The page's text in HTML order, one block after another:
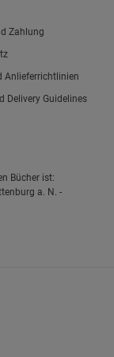
Zahlung
Anlieferrichtlinien
Delivery Guidelines
Bücher ist:
a. N. -